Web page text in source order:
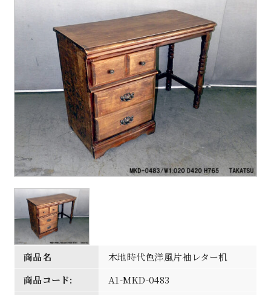
商品名
木地時代色洋風片袖レター机
商品コード:
A1-MKD-0483